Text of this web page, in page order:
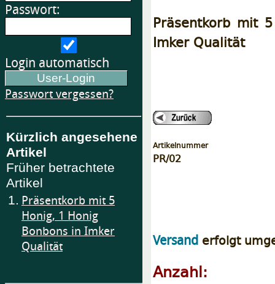
Passwort:
Login automatisch
Passwort vergessen?
Kürzlich angesehene
Artikel
Früher betrachtete
Artikel
1. Präsentkorb mit 5
Honig, 1 Honig
Bonbons in Imker
Qualität
Präsentkorb mit
Imker Qualität
Artikelnummer
PR/02
Versand erfolgt
Anzahl: